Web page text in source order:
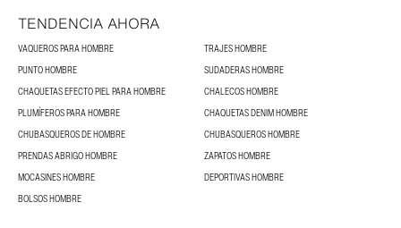
TENDENCIA AHORA
VAQUEROS PARA HOMBRE
TRAJES HOMBRE
PUNTO HOMBRE
SUDADERAS HOMBRE
CHAQUETAS EFECTO PIEL PARA HOMBRE
CHALECOS HOMBRE
PLUMÍFEROS PARA HOMBRE
CHAQUETAS DENIM HOMBRE
CHUBASQUEROS DE HOMBRE
CHUBASQUEROS HOMBRE
PRENDAS ABRIGO HOMBRE
ZAPATOS HOMBRE
MOCASINES HOMBRE
DEPORTIVAS HOMBRE
BOLSOS HOMBRE